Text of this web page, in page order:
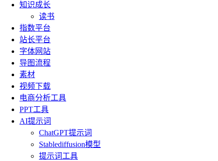
知识成长
读书
指数平台
站长平台
字体网站
导图流程
素材
视频下载
电商分析工具
PPT工具
AI提示词
ChatGPT提示词
Stablediffusion模型
提示词工具